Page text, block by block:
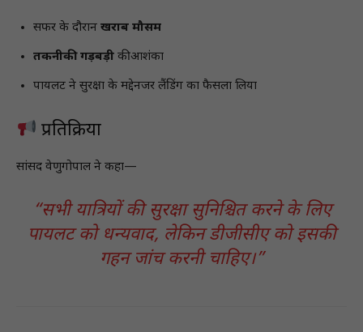
सफर के दौरान खराब मौसम
तकनीकी गड़बड़ी की आशंका
पायलट ने सुरक्षा के मद्देनजर लैंडिंग का फैसला लिया
प्रतिक्रिया
सांसद वेणुगोपाल ने कहा—
“सभी यात्रियों की सुरक्षा सुनिश्चित करने के लिए
पायलट को धन्यवाद, लेकिन डीजीसीए को इसकी
गहन जांच करनी चाहिए।”